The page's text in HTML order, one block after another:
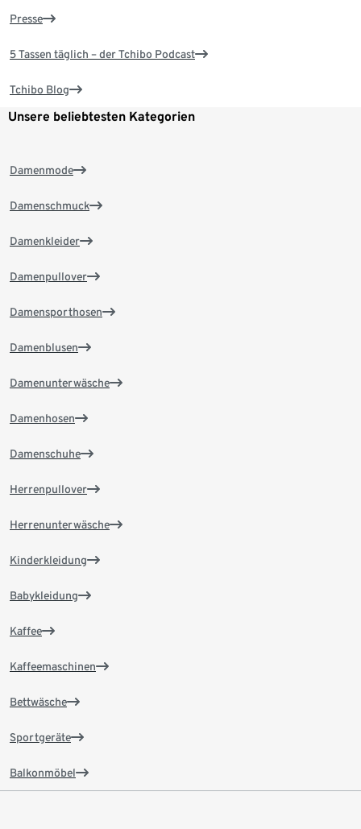
Presse
5 Tassen täglich – der Tchibo Podcast
Tchibo Blog
Unsere beliebtesten Kategorien
Damenmode
Damenschmuck
Damenkleider
Damenpullover
Damensporthosen
Damenblusen
Damenunterwäsche
Damenhosen
Damenschuhe
Herrenpullover
Herrenunterwäsche
Kinderkleidung
Babykleidung
Kaffee
Kaffeemaschinen
Bettwäsche
Sportgeräte
Balkonmöbel